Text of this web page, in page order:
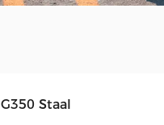
G350 Staal